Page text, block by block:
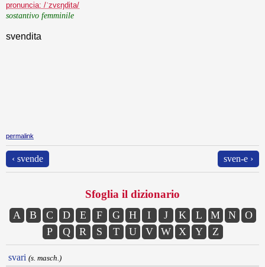
pronuncia: /ˈzvɛŋdita/
sostantivo femminile
svendita
permalink
‹ svende sven-e ›
Sfoglia il dizionario
A B C D E F G H I J K L M N
O
P
Q R S T U V W X Y Z
svari (s. masch.)